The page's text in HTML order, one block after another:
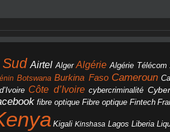
Airtel Alger Algérie Algérie Télécom
Botswana Burkina Faso Cameroun
Côte d’Ivoire cybercriminalité
fibre optique Fibre optique Fintech
Kigali Kinshasa Lagos Liberia